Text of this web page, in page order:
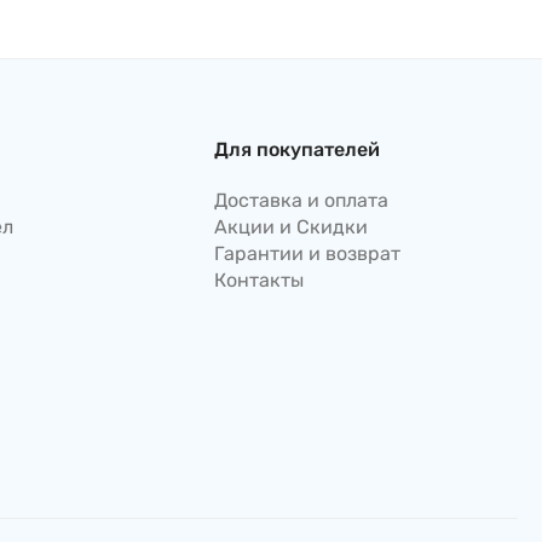
Для покупателей
Доставка и оплата
Акции и Скидки
Гарантии и возврат
Контакты